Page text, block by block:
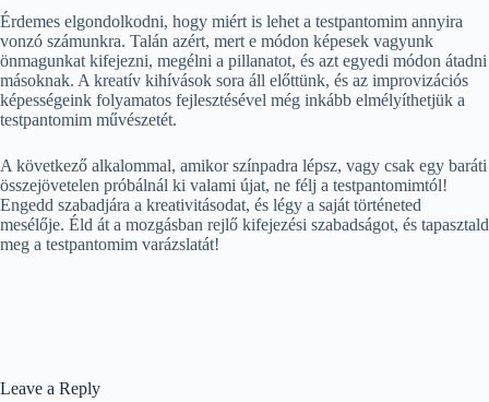
Érdemes elgondolkodni, hogy miért is lehet a testpantomim annyira
vonzó számunkra. Talán azért, mert e módon képesek vagyunk
önmagunkat kifejezni, megélni a pillanatot, és azt egyedi módon átadni
másoknak. A kreatív kihívások sora áll előttünk, és az improvizációs
képességeink folyamatos fejlesztésével még inkább elmélyíthetjük a
testpantomim művészetét.
A következő alkalommal, amikor színpadra lépsz, vagy csak egy baráti
összejövetelen próbálnál ki valami újat, ne félj a testpantomimtól!
Engedd szabadjára a kreativitásodat, és légy a saját történeted
mesélője. Éld át a mozgásban rejlő kifejezési szabadságot, és tapasztald
meg a testpantomim varázslatát!
Leave a Reply